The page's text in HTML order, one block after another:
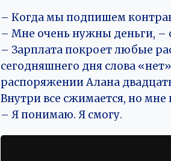
– Когда мы подпишем
– Мне очень нужны деньги, –
– Зарплата покроет любые
сегодняшнего дня слова
распоряжении Алана
Внутри все сжимается, но мне
– Я понимаю. Я смогу.